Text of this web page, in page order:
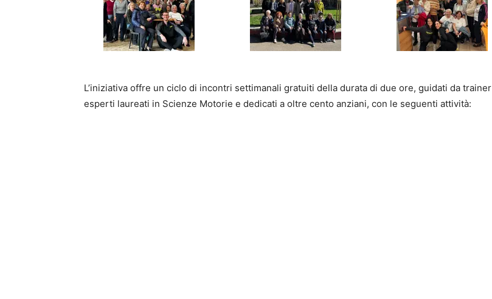
L’iniziativa offre un ciclo di incontri settimanali gratuiti della durata di due ore, guidati da trainer
esperti laureati in Scienze Motorie e dedicati a oltre cento anziani, con le seguenti attività: